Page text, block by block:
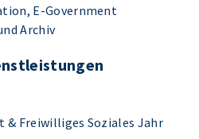
E-Government
Archiv
Freiwilliges Soziales Jahr